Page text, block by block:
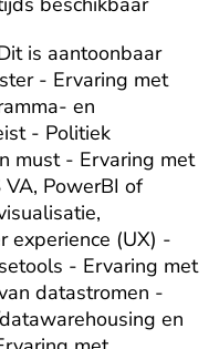
is aantoonbaar
- Ervaring met
en
- Politiek
must - Ervaring met
PowerBI of
experience (UX) -
- Ervaring met
datastromen -
en